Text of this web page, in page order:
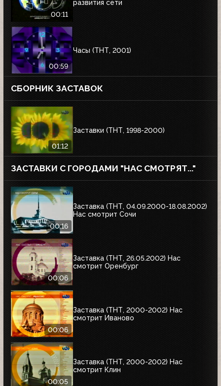
00:11
развития сети
00:59
Часы (ТНТ, 2001)
СБОРНИК ЗАСТАВОК
01:12
Заставки (ТНТ, 1998-2000)
ЗАСТАВКИ С ГОРОДАМИ "НАС СМОТРЯТ..."
00:16
Заставка (ТНТ, 04.09.2000-18.08.2002)
Нас смотрит Сочи
00:06
Заставка (ТНТ, 26.05.2002) Нас
смотрит Оренбург
00:06
Заставка (ТНТ, 2000-2002) Нас
смотрит Иваново
00:05
Заставка (ТНТ, 2000-2002) Нас
смотрит Клин